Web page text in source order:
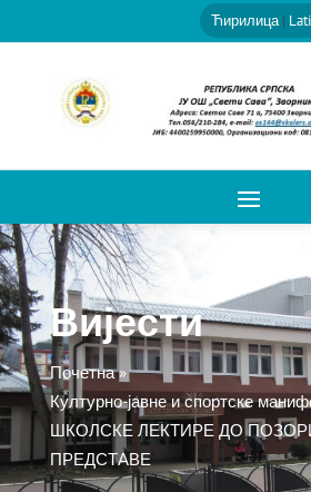
Ћирилица|
Вијести
Почетна»
Културно-јавне и спортске
ШКОЛСКЕ ЛЕКТИРЕ ДО
ПРЕДСТАВЕ